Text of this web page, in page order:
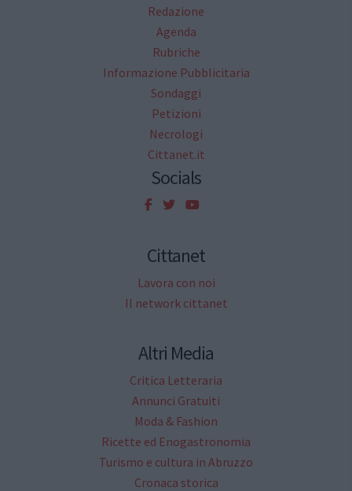
Redazione
Agenda
Rubriche
Informazione Pubblicitaria
Sondaggi
Petizioni
Necrologi
Cittanet.it
Socials
Cittanet
Lavora con noi
Il network cittanet
Altri Media
Critica Letteraria
Annunci Gratuiti
Moda & Fashion
Ricette ed Enogastronomia
Turismo e cultura in Abruzzo
Cronaca storica